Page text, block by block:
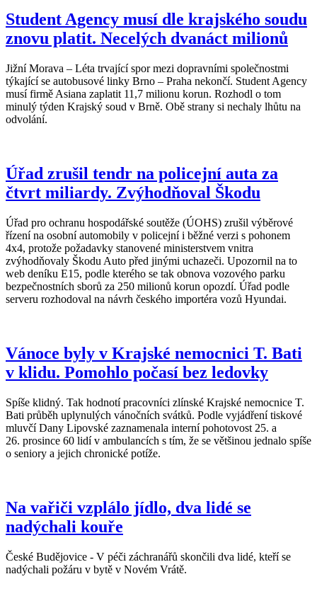
Student Agency musí dle krajského soudu
znovu platit. Necelých dvanáct milionů
Jižní Morava – Léta trvající spor mezi dopravními společnostmi
týkající se autobusové linky Brno – Praha nekončí. Student Agency
musí firmě Asiana zaplatit 11,7 milionu korun. Rozhodl o tom
minulý týden Krajský soud v Brně. Obě strany si nechaly lhůtu na
odvolání.
Úřad zrušil tendr na policejní auta za
čtvrt miliardy. Zvýhodňoval Škodu
Úřad pro ochranu hospodářské soutěže (ÚOHS) zrušil výběrové
řízení na osobní automobily v policejní i běžné verzi s pohonem
4x4, protože požadavky stanovené ministerstvem vnitra
zvýhodňovaly Škodu Auto před jinými uchazeči. Upozornil na to
web deníku E15, podle kterého se tak obnova vozového parku
bezpečnostních sborů za 250 milionů korun opozdí. Úřad podle
serveru rozhodoval na návrh českého importéra vozů Hyundai.
Vánoce byly v Krajské nemocnici T. Bati
v klidu. Pomohlo počasí bez ledovky
Spíše klidný. Tak hodnotí pracovníci zlínské Krajské nemocnice T.
Bati průběh uplynulých vánočních svátků. Podle vyjádření tiskové
mluvčí Dany Lipovské zaznamenala interní pohotovost 25. a
26. prosince 60 lidí v ambulancích s tím, že se většinou jednalo spíše
o seniory a jejich chronické potíže.
Na vařiči vzplálo jídlo, dva lidé se
nadýchali kouře
České Budějovice - V péči záchranářů skončili dva lidé, kteří se
nadýchali požáru v bytě v Novém Vrátě.